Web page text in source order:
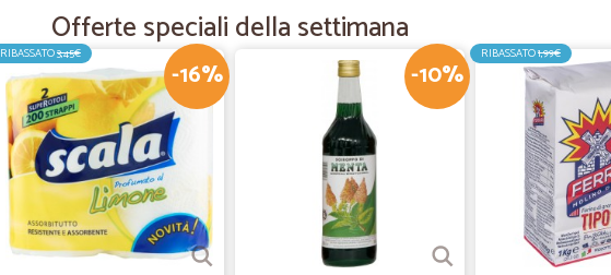
Tutto perfetto,se voglio fare una critica,la consegna è
può spendere 10 euro di consegna. Per il resto,ottimo
Ottimo servizio veloci comodo e…
Ottimo servizio veloci comodo e prodotti vasti
Gabriella R.
Offerte speciali della settimana
-16%
RIBASSATO3,45€
-10%
RIBASSATO1,99€